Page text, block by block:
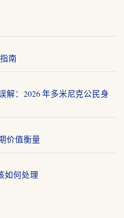
南
解：2026 年多米尼克公民身
价值衡量
如何处理